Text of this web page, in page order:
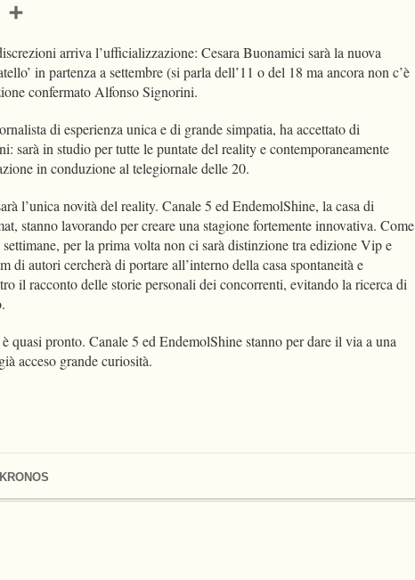
LinkedIn
arriva l’ufficializzazione: Cesara Buonamici sarà la nuova
in partenza a settembre (si parla dell’11 o del 18 ma ancora non c’è
confermato Alfonso Signorini.
di esperienza unica e di grande simpatia, ha accettato di
sarà in studio per tutte le puntate del reality e contemporaneamente
in conduzione al telegiornale delle 20.
l’unica novità del reality. Canale 5 ed EndemolShine, la casa di
stanno lavorando per creare una stagione fortemente innovativa. Come
per la prima volta non ci sarà distinzione tra edizione Vip e
di autori cercherà di portare all’interno della casa spontaneità e
il racconto delle storie personali dei concorrenti, evitando la ricerca di
quasi pronto. Canale 5 ed EndemolShine stanno per dare il via a una
acceso grande curiosità.